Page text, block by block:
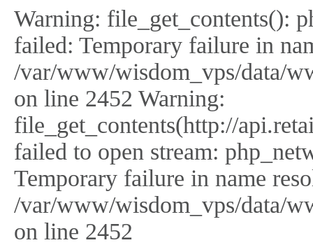
Warning: file_get_contents():
failed: Temporary failure in
/var/www/wisdom_vps/data/
on line 2452 Warning:
file_get_contents(http://
failed to open stream:
Temporary failure in name
/var/www/wisdom_vps/data/
on line 2452